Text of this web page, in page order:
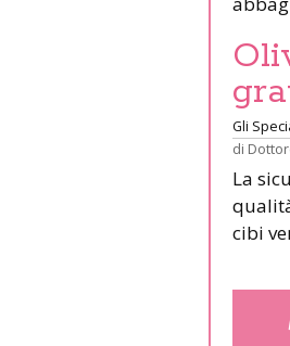
Gli
di
La
cibi